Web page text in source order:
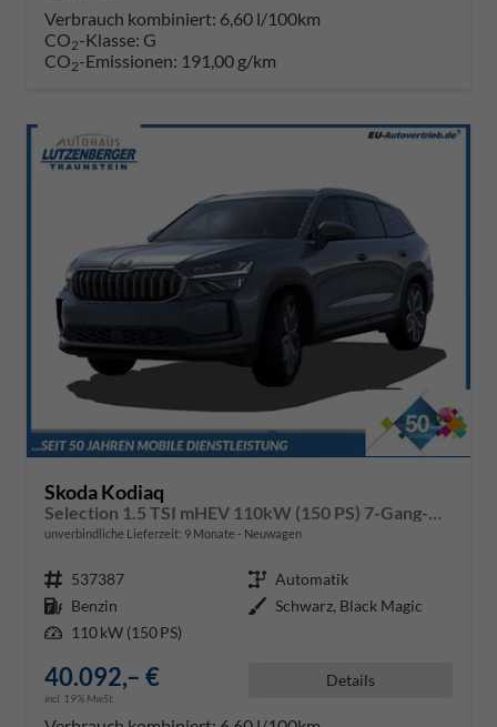
Verbrauch kombiniert: 6,60 l/100km
CO2-Klasse: G
CO2-Emissionen: 191,00 g/km
Skoda Kodiaq
unverbindliche Lieferzeit: 9 Monate Neuwagen
Fahrzeugnr. 537387 Getriebe Automatik
Kraftstoff Benzin Außenfarbe Schwarz, Black Magic
Leistung 110 kW (150 PS)
40.092,– €
incl. 19% MwSt.
Details